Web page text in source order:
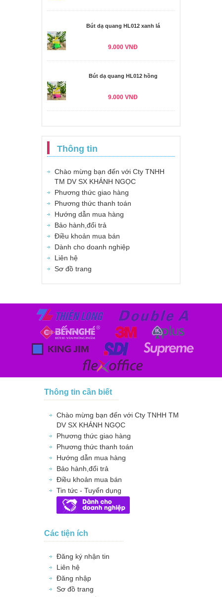
Bút dạ quang HL012 xanh lá
9.000 VNĐ
Bút dạ quang HL012 hồng
9.000 VNĐ
Thông tin
Chào mừng bạn đến với Cty TNHH
TM DV SX KHÁNH NGỌC
Phương thức giao hàng
Phương thức thanh toán
Hướng dẫn mua hàng
Bảo hành,đổi trả
Điều khoản mua bán
Dành cho doanh nghiệp
Liên hệ
Sơ đồ trang
Thông tin cần biết
Chào mừng bạn đến với Cty TNHH TM
DV SX KHÁNH NGỌC
Phương thức giao hàng
Phương thức thanh toán
Hướng dẫn mua hàng
Bảo hành,đổi trả
Điều khoản mua bán
Tin tức - Tuyển dụng
Các tiện ích
Đăng ký nhận tin
Liên hệ
Đăng nhập
Sơ đồ trang